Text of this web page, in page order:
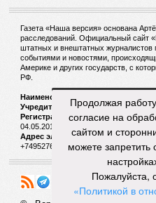
Газета «Наша версия» основана
расследований. Официальный сайт
штатных и внештатных журналистов
событиями и новостями,
Америке и других государств, с
РФ.
Наименование:
Учредитель:
ООО «Версия»,
Регистрационный номер
04.05.2018 г.
Адрес электронной почты и
+74952760348
Продолжая
согласие на
сайтом и
можете запретить
Пожалуйста,
«Политикой в